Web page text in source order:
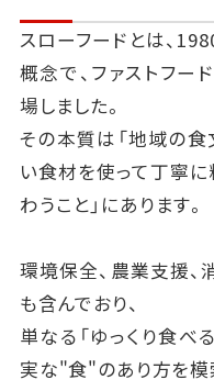
スローフードとは、
概念で、ファストフ
場しました。
その本質は「地域の
い食材を使って丁寧に
わうこと」にあります。
環境保全、農業支援
も含んでおり、
単なる「ゆっくり食べ
実な"食"のあり方を模